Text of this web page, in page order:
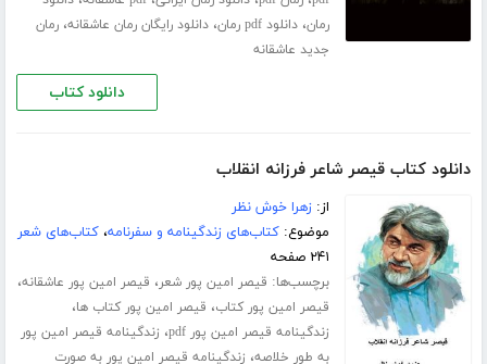
رمان،دانلود pdf رمان ،دانلود رایگان رمان عاشقانه،رمان
جدید عاشقانه
دانلود کتاب
دانلود کتاب قیصر شاعر فرزانه انقلاب
از:زهرا خوش نظر
موضوع:کتاب‌های زندگینامه و سفرنامه،کتاب‌های شعر
۲۴۱ صفحه
برچسب‌ها: قیصر امین پور شعر، قیصر امین پور عاشقانه،
قیصر امین پور کتاب، قیصر امین پور کتاب ها،
زندگینامه قیصر امین پور pdf ، زندگینامه قیصر امین پور
به طور خلاصه، زندگینامه قیصر امین پور به صورت